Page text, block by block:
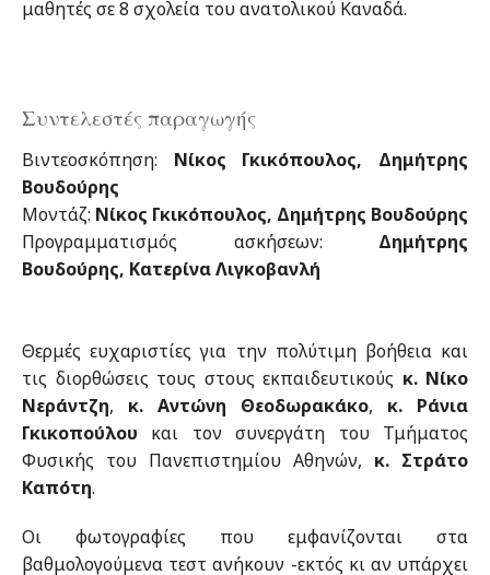
μαθητές σε 8 σχολεία του ανατολικού Καναδά.
Συντελεστές παραγωγής
Βιντεοσκόπηση: Νίκος Γκικόπουλος, Δημήτρης
Βουδούρης
Μοντάζ: Νίκος Γκικόπουλος, Δημήτρης Βουδούρης
Προγραμματισμός ασκήσεων: Δημήτρης
Βουδούρης, Κατερίνα Λιγκοβανλή
Θερμές ευχαριστίες για την πολύτιμη βοήθεια και
τις διορθώσεις τους στους εκπαιδευτικούς κ. Νίκο
Νεράντζη, κ. Αντώνη Θεοδωρακάκο, κ. Ράνια
Γκικοπούλου και τον συνεργάτη του Τμήματος
Φυσικής του Πανεπιστημίου Αθηνών, κ. Στράτο
Καπότη.
Οι φωτογραφίες που εμφανίζονται στα
βαθμολογούμενα τεστ ανήκουν -εκτός κι αν υπάρχει